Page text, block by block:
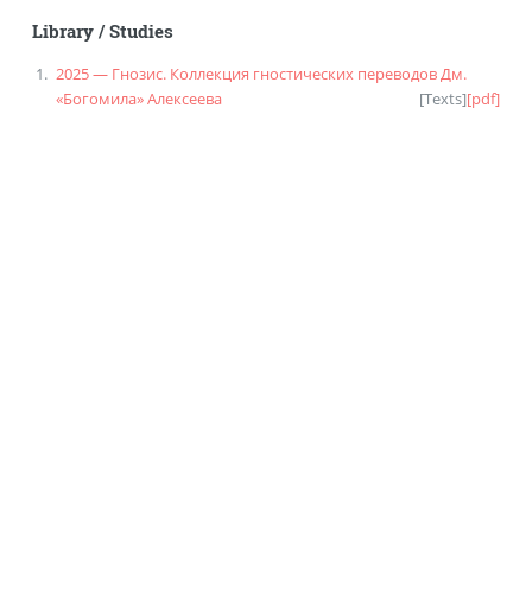
Library/Studies
2025 — Гнозис. Коллекция гностических переводов Дм.
«Богомила» Алексеева
[Texts][pdf]